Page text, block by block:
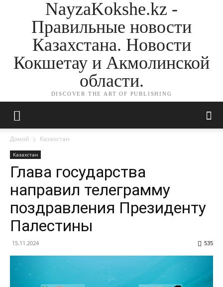
NayzaKokshe.kz -
Правильные новости
Казахстана. Новости
Кокшетау и Акмолинской
области.
DISCOVER THE ART OF PUBLISHING
Домой Казахстан
Казахстан
Глава государства
направил телеграмму
поздравления Президенту
Палестины
15.11.2024 535